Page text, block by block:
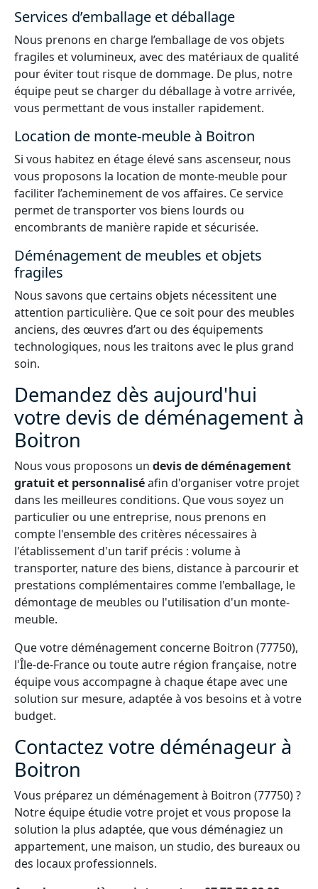
Services d’emballage et déballage
Nous prenons en charge l’emballage de vos objets
fragiles et volumineux, avec des matériaux de qualité
pour éviter tout risque de dommage. De plus, notre
équipe peut se charger du déballage à votre arrivée,
vous permettant de vous installer rapidement.
Location de monte-meuble à Boitron
Si vous habitez en étage élevé sans ascenseur, nous
vous proposons la location de monte-meuble pour
faciliter l’acheminement de vos affaires. Ce service
permet de transporter vos biens lourds ou
encombrants de manière rapide et sécurisée.
Déménagement de meubles et objets
fragiles
Nous savons que certains objets nécessitent une
attention particulière. Que ce soit pour des meubles
anciens, des œuvres d’art ou des équipements
technologiques, nous les traitons avec le plus grand
soin.
Demandez dès aujourd'hui
votre devis de déménagement à
Boitron
Nous vous proposons un devis de déménagement
gratuit et personnaliséafin d'organiser votre projet
dans les meilleures conditions. Que vous soyez un
particulier ou une entreprise, nous prenons en
compte l'ensemble des critères nécessaires à
l'établissement d'un tarif précis : volume à
transporter, nature des biens, distance à parcourir et
prestations complémentaires comme l'emballage, le
démontage de meubles ou l'utilisation d'un monte-
meuble.
Que votre déménagement concerne Boitron (77750),
l'Île-de-France ou toute autre région française, notre
équipe vous accompagne à chaque étape avec une
solution sur mesure, adaptée à vos besoins et à votre
budget.
Contactez votre déménageur à
Boitron
Vous préparez un déménagement à Boitron (77750) ?
Notre équipe étudie votre projet et vous propose la
solution la plus adaptée, que vous déménagiez un
appartement, une maison, un studio, des bureaux ou
des locaux professionnels.